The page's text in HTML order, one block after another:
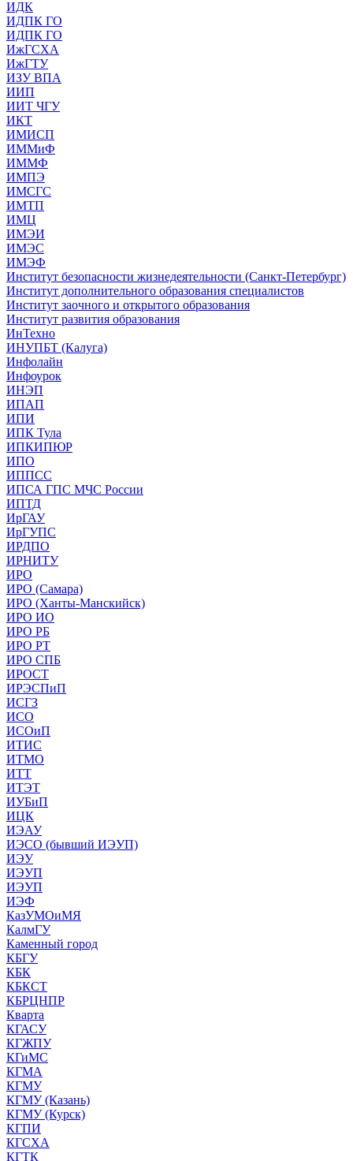
ИДК
ИДПК ГО
ИДПК ГО
ИжГСХА
ИжГТУ
ИЗУ ВПА
ИИП
ИИТ ЧГУ
ИКТ
ИМИСП
ИММиФ
ИММФ
ИМПЭ
ИМСГС
ИМТП
ИМЦ
ИМЭИ
ИМЭС
ИМЭФ
Институт безопасности жизнедеятельности (Санкт-Петербург)
Институт дополнительного образования специалистов
Институт заочного и открытого образования
Институт развития образования
ИнТехно
ИНУПБТ (Калуга)
Инфолайн
Инфоурок
ИНЭП
ИПАП
ИПИ
ИПК Тула
ИПКИПЮР
ИПО
ИППСС
ИПСА ГПС МЧС России
ИПТД
ИрГАУ
ИрГУПС
ИРДПО
ИРНИТУ
ИРО
ИРО (Самара)
ИРО (Ханты-Манскийск)
ИРО ИО
ИРО РБ
ИРО РТ
ИРО СПБ
ИРОСТ
ИРЭСПиП
ИСГЗ
ИСО
ИСОиП
ИТИС
ИТМО
ИТТ
ИТЭТ
ИУБиП
ИЦК
ИЭАУ
ИЭСО (бывший ИЭУП)
ИЭУ
ИЭУП
ИЭУП
ИЭФ
КазУМОиМЯ
КалмГУ
Каменный город
КБГУ
КБК
КБКСТ
КБРЦНПР
Кварта
КГАСУ
КГЖПУ
КГиМС
КГМА
КГМУ
КГМУ (Казань)
КГМУ (Курск)
КГПИ
КГСХА
КГТК